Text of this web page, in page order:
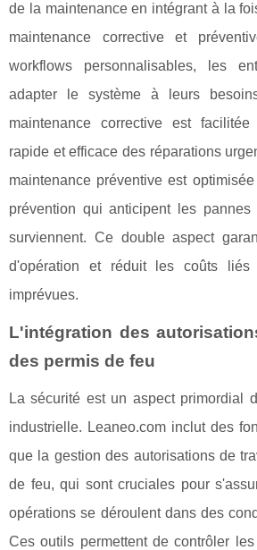
de la maintenance en intégrant à la
maintenance corrective et
workflows personnalisables, les
adapter le système à leurs
maintenance corrective est
rapide et efficace des réparations
maintenance préventive est
prévention qui anticipent les
surviennent. Ce double aspect
d'opération et réduit les coûts liés
imprévues.
L'intégration des
des permis de feu
La sécurité est un aspect primordial
industrielle. Leaneo.com inclut des
que la gestion des autorisations de
de feu, qui sont cruciales pour
opérations se déroulent dans des
Ces outils permettent de contrôler